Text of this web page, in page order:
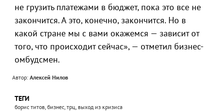
не грузить платежами в бюджет, пока это все не
закончится. А это, конечно, закончится. Но в
какой стране мы с вами окажемся — зависит от
того, что происходит сейчас», — отметил бизнес-
омбудсмен.
Автор: Алексей Нилов
ТЕГИ
борис титов, бизнес, трц, выход из кризиса